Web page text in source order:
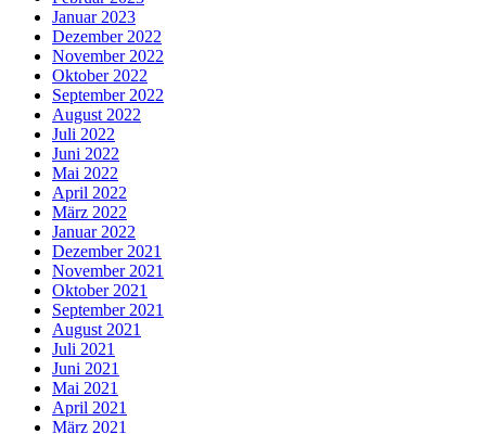
Januar 2023
Dezember 2022
November 2022
Oktober 2022
September 2022
August 2022
Juli 2022
Juni 2022
Mai 2022
April 2022
März 2022
Januar 2022
Dezember 2021
November 2021
Oktober 2021
September 2021
August 2021
Juli 2021
Juni 2021
Mai 2021
April 2021
März 2021